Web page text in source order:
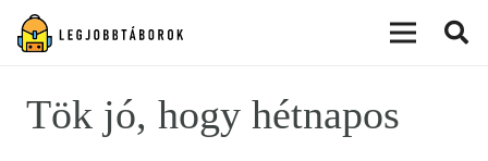
Tök jó, hogy hétnapos